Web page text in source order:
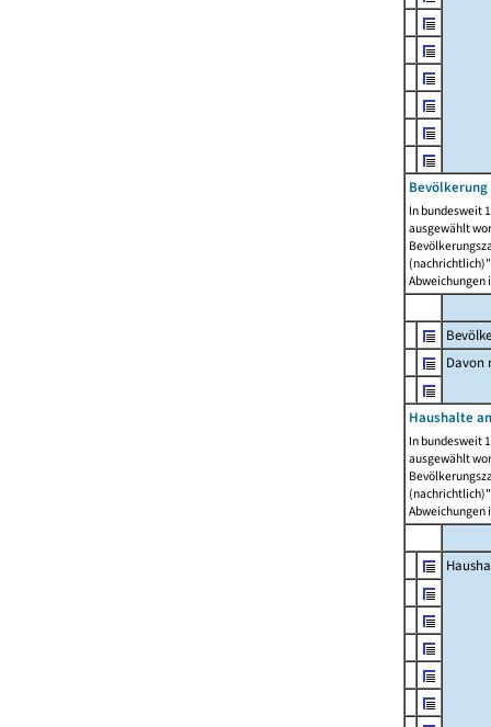
In bundesweit
ausgewählt
Abweichungen
Davon
Haushalte
In bundesweit
ausgewählt
Abweichungen